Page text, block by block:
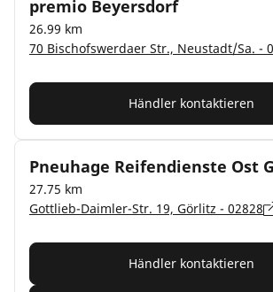
premio Beyersdorf
26.99 km
70 Bischofswerdaer Str., Neustadt/Sa. -
Händler kontaktieren
Pneuhage Reifendienste Ost
27.75 km
Gottlieb-Daimler-Str. 19, Görlitz - 02828
Händler kontaktieren